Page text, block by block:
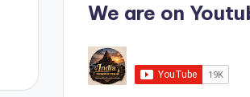
We are on